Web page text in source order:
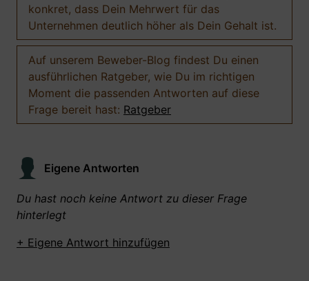
konkret, dass Dein Mehrwert für das
Unternehmen deutlich höher als Dein Gehalt ist.
Auf unserem Beweber-Blog findest Du einen
ausführlichen Ratgeber, wie Du im richtigen
Moment die passenden Antworten auf diese
Frage bereit hast: Ratgeber
Eigene Antworten
Du hast noch keine Antwort zu dieser Frage
hinterlegt
+ Eigene Antwort hinzufügen